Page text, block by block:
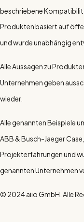
beschriebene
Produkten basiert auf
und wurde unabhängig
Alle Aussagen zu
Unternehmen geben
wieder.
Alle genannten Beispiele
ABB & Busch-Jaeger
Projekterfahrungen und
genannten Unternehmen
© 2024 aiio GmbH. Alle